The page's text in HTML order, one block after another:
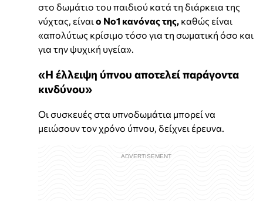
στο δωμάτιο του παιδιού κατά τη διάρκεια της
νύχτας, είναι ο Νο1 κανόνας της, καθώς είναι
«απολύτως κρίσιμο τόσο για τη σωματική όσο και
για την ψυχική υγεία».
«Η έλλειψη ύπνου αποτελεί παράγοντα
κινδύνου»
Οι συσκευές στα υπνοδωμάτια μπορεί να
μειώσουν τον χρόνο ύπνου, δείχνει έρευνα.